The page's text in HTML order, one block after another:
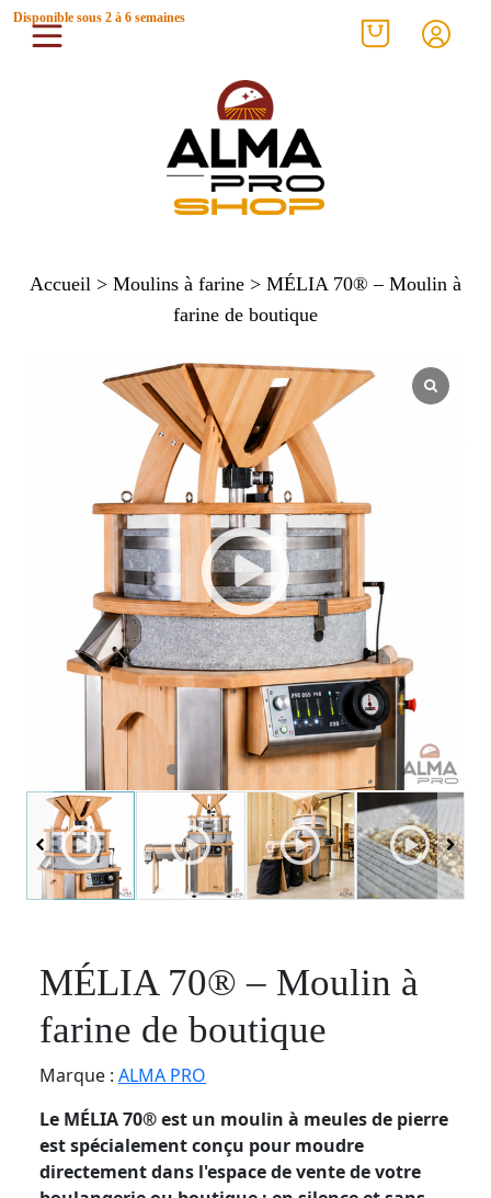
Accueil > Moulins à farine > MÉLIA 70® – Moulin à
farine de boutique
MÉLIA 70® – Moulin à
farine de boutique
Marque : ALMA PRO
Le MÉLIA 70® est un moulin à meules de pierre
est spécialement conçu pour moudre
directement dans l'espace de vente de votre
Disponible sous 2 à 6 semaines